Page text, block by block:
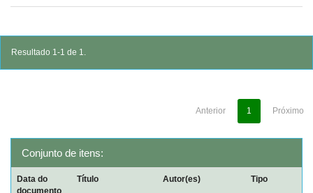
Resultado 1-1 de 1.
Anterior 1 Próximo
Conjunto de itens:
Data do
documento
Título Autor(es) Tipo